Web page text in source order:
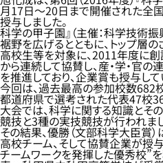
月17日～20日まで開催された全国
授与しました。
科学の甲子園』（主催：科学技術
裾野を広げるとともに、トップ層
高校生等を対象に、2011年度に
から連続して協賛し、産・学・官
を推進しており、企業賞も授与して
今回は、過去最高の参加校数682
都道府県で選考された代表47校
大会では、科学に関する知識とそ
競技と3種の実技競技が行われま
その結果、優勝（文部科学大臣
高校チーム、そして協賛企業が授
チームワークを発揮した優秀校”